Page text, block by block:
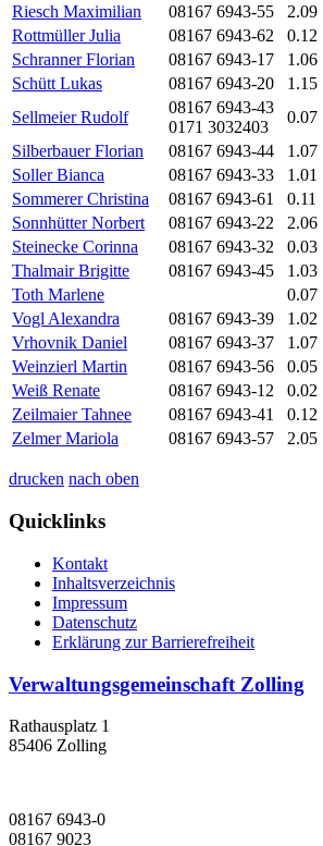
Riesch Maximilian
08167 6943-55 2.09
Rottmüller Julia
08167 6943-62 0.12
Schranner Florian
08167 6943-17 1.06
Schütt Lukas
08167 6943-20 1.15
Sellmeier Rudolf
08167 6943-43
0171 3032403
0.07
Silberbauer Florian
08167 6943-44 1.07
Soller Bianca
08167 6943-33 1.01
Sommerer Christina
08167 6943-61 0.11
Sonnhütter Norbert
08167 6943-22 2.06
Steinecke Corinna
08167 6943-32 0.03
Thalmair Brigitte
08167 6943-45 1.03
Toth Marlene
0.07
Vogl Alexandra
08167 6943-39 1.02
Vrhovnik Daniel
08167 6943-37 1.07
Weinzierl Martin
08167 6943-56 0.05
Weiß Renate
08167 6943-12 0.02
Zeilmaier Tahnee
08167 6943-41 0.12
Zelmer Mariola
08167 6943-57 2.05
drucken nach oben
Quicklinks
Kontakt
Inhaltsverzeichnis
Impressum
Datenschutz
Erklärung zur Barrierefreiheit
Verwaltungsgemeinschaft Zolling
Rathausplatz 1
85406 Zolling
08167 6943-0
08167 9023